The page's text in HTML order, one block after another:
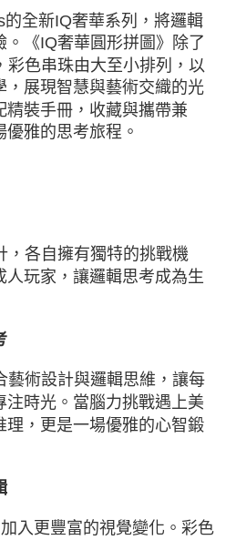
全新IQ奢華系列，將邏輯
《IQ奢華圓形拼圖》除了
彩色串珠由大至小排列，以
，展現智慧與藝術交織的光
精裝手冊，收藏與攜帶兼
雅的思考旅程。
，各自擁有獨特的挑戰機
玩家，讓邏輯思考成為生
藝術設計與邏輯思維，讓每
時光。當腦力挑戰遇上美
理，更是一場優雅的心智鍛
入更豐富的視覺變化。彩色